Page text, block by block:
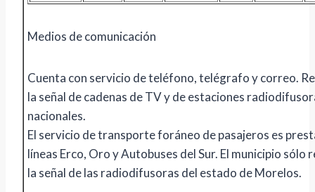
Medios de comunicación
Cuenta con servicio de teléfono, telégrafo y correo.
la señal de cadenas de TV y de estaciones
nacionales.
El servicio de transporte foráneo de pasajeros es
líneas Erco, Oro y Autobuses del Sur. El municipio sólo
la señal de las radiodifusoras del estado de Morelos.